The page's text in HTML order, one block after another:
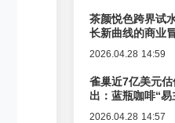
茶颜悦色跨界试
长新曲线的商业
2026.04.28 14:59
雀巢近7亿美元
出：蓝瓶咖啡“
2026.04.28 14:57